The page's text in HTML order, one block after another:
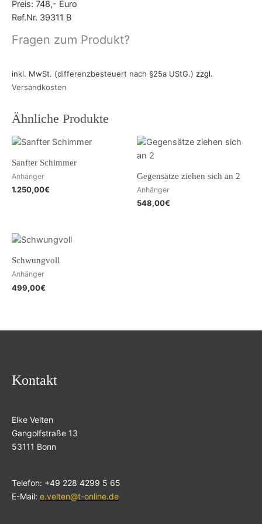
Preis: 748,- Euro
Ref.Nr. 39311 B
Fragen zum Produkt?
inkl. MwSt. (differenzbesteuert nach §25a UStG.) zzgl.
Versandkosten
Ähnliche Produkte
Sanfter Schimmer
Anhänger
1.250,00€
Gegensätze ziehen sich an 2
Anhänger
548,00€
Schwungvoll
Anhänger
499,00€
Kontakt
Elke Velten
Gangolfstraße 13
53111 Bonn
Telefon: +49 228 4299 5 65
E-Mail: e.velten@t-online.de